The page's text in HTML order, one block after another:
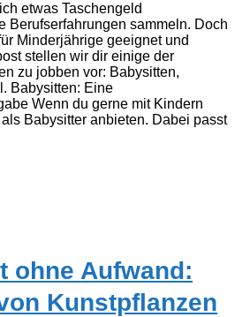
etwas Taschengeld
Berufserfahrungen sammeln. Doch
Minderjährige geeignet und
stellen wir dir einige der
zu jobben vor: Babysitten,
Babysitten: Eine
Wenn du gerne mit Kindern
Babysitter anbieten. Dabei passt
ohne Aufwand:
Kunstpflanzen